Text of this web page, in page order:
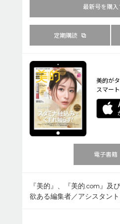
最新号を購入
定期購読
美的が
スマー
電子書籍
『美的』、『美的.com』及
欲ある編集者／アシスタン